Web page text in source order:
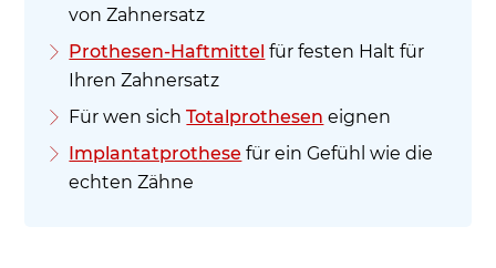
von Zahnersatz
Prothesen-Haftmittel für festen Halt für
Ihren Zahnersatz
Für wen sichTotalprothesen eignen
Implantatprothese für ein Gefühl wie die
echten Zähne